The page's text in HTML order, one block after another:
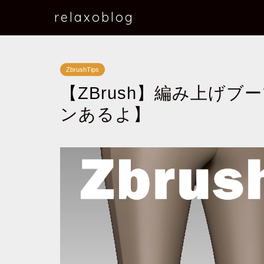
relaxoblog
ZbrushTips
【ZBrush】編み上げブ
ンあるよ】